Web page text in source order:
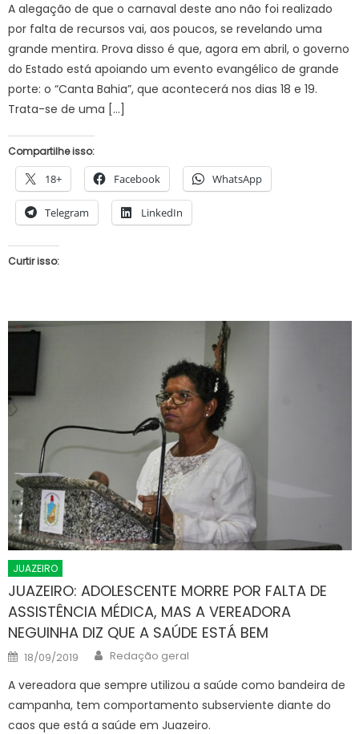
A alegação de que o carnaval deste ano não foi realizado
por falta de recursos vai, aos poucos, se revelando uma
grande mentira. Prova disso é que, agora em abril, o governo
do Estado está apoiando um evento evangélico de grande
porte: o “Canta Bahia”, que acontecerá nos dias 18 e 19.
Trata-se de uma […]
Compartilhe isso:
18+ Facebook WhatsApp
Telegram LinkedIn
Curtir isso:
JUAZEIRO
JUAZEIRO: ADOLESCENTE MORRE POR FALTA DE
ASSISTÊNCIA MÉDICA, MAS A VEREADORA
NEGUINHA DIZ QUE A SAÚDE ESTÁ BEM
Posted
on
18/09/2019 Author
Redação geral
A vereadora que sempre utilizou a saúde como bandeira de
campanha, tem comportamento subserviente diante do
caos que está a saúde em Juazeiro.